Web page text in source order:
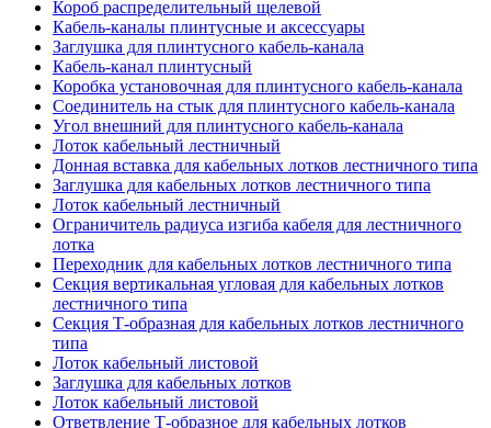
Короб распределительный щелевой
Кабель-каналы плинтусные и аксессуары
Заглушка для плинтусного кабель-канала
Кабель-канал плинтусный
Коробка установочная для плинтусного кабель-канала
Соединитель на стык для плинтусного кабель-канала
Угол внешний для плинтусного кабель-канала
Лоток кабельный лестничный
Донная вставка для кабельных лотков лестничного типа
Заглушка для кабельных лотков лестничного типа
Лоток кабельный лестничный
Ограничитель радиуса изгиба кабеля для лестничного
лотка
Переходник для кабельных лотков лестничного типа
Секция вертикальная угловая для кабельных лотков
лестничного типа
Секция Т-образная для кабельных лотков лестничного
типа
Лоток кабельный листовой
Заглушка для кабельных лотков
Лоток кабельный листовой
Ответвление Т-образное для кабельных лотков